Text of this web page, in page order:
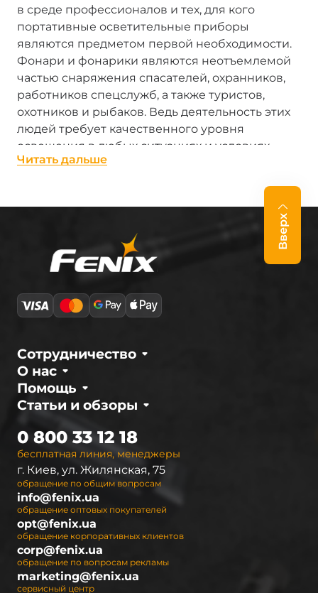
в среде профессионалов и тех, для кого
портативные осветительные приборы
являются предметом первой необходимости.
Фонари и фонарики являются неотъемлемой
частью снаряжения спасателей, охранников,
работников спецслужб, а также туристов,
охотников и рыбаков. Ведь деятельность этих
людей требует качественного уровня
освещения в любых ситуациях и условиях,
даже экстремальных.
Фонари производства Fenix – настоящие «лучи
солнца в кармане». Каждый, от сверхмощного
миниатюрного брелка-фонарика, достойно
выполняют свою работу. Фонари Феникс
отличаются высокой надежностью,
неприхотливостью и долговечностью, которые
подтверждены многочисленными тестами и
официальную гарантию 2 года на любую
модель.
Интернет-магазинfenix.ua
дистрибьютор в Украине. Мы предлагаем
полный ассортимент светодиодных фонарей
Fenix, а также необходимые аксессуары к ним.
Чтобы покупателям было легче
ориентироваться при выборе осветительных
устройств, они разделены на серии. В
настоящее время ассортимент Феникс
представлен 9 сериями ручных фонарей, 2
сериями налобных фонарей и 2 видами led
фонарей для велосипедистов (велофары).
Читать дальше
Вверх
О нас
Сотрудничество
Статьи и обзоры
Помощь
бесплатная линия, менеджеры
0 800 33 12 18
г. Киев, ул. Жилянская, 75
обращение по общим вопросам
info@fenix.ua
обращение оптовых покупателей
opt@fenix.ua
обращение корпоративных клиентов
corp@fenix.ua
обращение по вопросам рекламы
marketing@fenix.ua
сервисный центр